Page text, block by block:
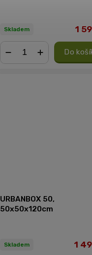
Skladem 1
Do
URBANBOX 50,
50x50x120cm
Skladem 1